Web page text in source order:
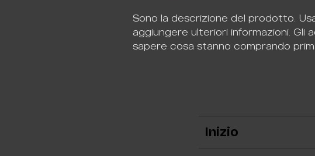
Sono la descrizione del prodotto.
aggiungere ulteriori informazioni. Gli
sapere cosa stanno comprando
Inizio